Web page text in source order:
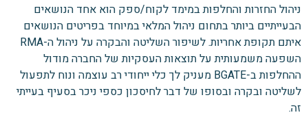
ניהול החזרות והחלפות במימד לקוח/ספק הוא אחד הנושאים
הבעייתיים ביותר בתחום ניהול המלאי במיוחד בפריטים הנושאים
איתם תקופת אחריות. לשיפור השליטה והבקרה על ניהול ה-RMA
השפעה משמעותית על תוצאות העסקיות של החברה מודול
ההחלפות ב-BGATE מעניק לך כלי ייחודי רב עוצמה ונוח לתפעול
לשליטה ובקרה ובסופו של דבר לחיסכון כספי ניכר בסעיף בעייתי
זה.